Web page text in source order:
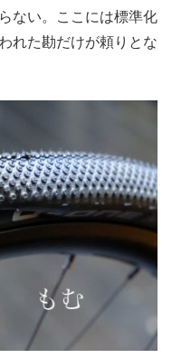
ない。ここには標準化
れた勘だけが頼りとな